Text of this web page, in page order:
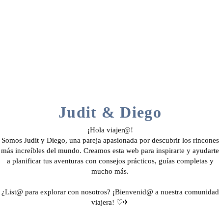
Judit & Diego
¡Hola viajer@!
Somos Judit y Diego, una pareja apasionada por descubrir los rincones
más increíbles del mundo. Creamos esta web para inspirarte y ayudarte
a planificar tus aventuras con consejos prácticos, guías completas y
mucho más.
¿List@ para explorar con nosotros? ¡Bienvenid@ a nuestra comunidad
viajera! ♡✈︎